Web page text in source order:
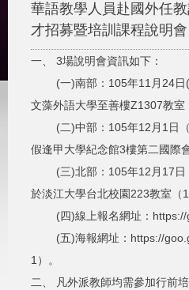
華語教學人員赴國外任
才招募暨培訓課程說明會
一、 3場說明會資訊如下：
(一)南部：105年11月24日(
文藻外語大學至善樓Z1307教室
(二)中部：105年12月1日（
假逢甲大學紀念館3樓第二國際
(三)北部：105年12月17日
於淡江大學台北校園223教室（
(四)線上報名網址：https://
(五)海報網址：https://
1）。
二、 凡外派教師均需參加行前